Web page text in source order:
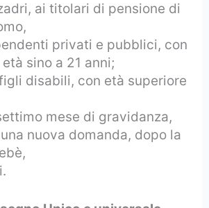
ai titolari di pensione di
privati e pubblici, con
sino a 21 anni;
disabili, con età superiore
mese di gravidanza,
nuova domanda, dopo la